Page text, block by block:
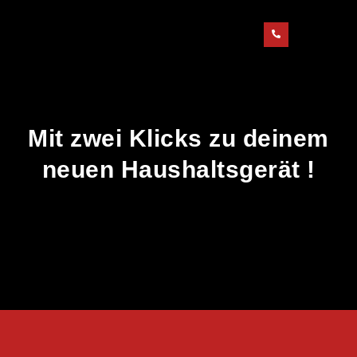
Mit zwei Klicks zu deinem
neuen Haushaltsgerät !